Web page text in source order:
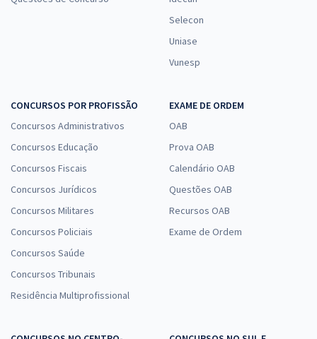
Selecon
Uniase
Vunesp
CONCURSOS POR PROFISSÃO
Concursos Administrativos
Concursos Educação
Concursos Fiscais
Concursos Jurídicos
Concursos Militares
Concursos Policiais
Concursos Saúde
Concursos Tribunais
Residência Multiprofissional
EXAME DE ORDEM
OAB
Prova OAB
Calendário OAB
Questões OAB
Recursos OAB
Exame de Ordem